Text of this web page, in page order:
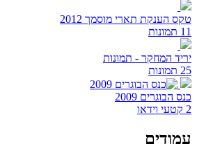
טקס הענקת תארי מוסמך 2012
11 תמונות
יריד המחקר - תמונות
25 תמונות
כנס הבוגרים 2009
2 קטעי וידאו
עמודים